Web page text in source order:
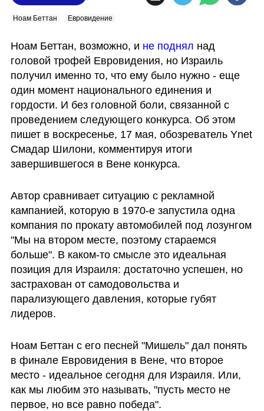
Ноам Беттан Евровидение
Ноам Беттан, возможно, и не поднял над
головой трофей Евровидения, но Израиль
получил именно то, что ему было нужно - еще
один момент национального единения и
гордости. И без головной боли, связанной с
проведением следующего конкурса. Об этом
пишет в воскресенье, 17 мая, обозреватель Ynet
Смадар Шилони, комментируя итоги
завершившегося в Вене конкурса.
Автор сравнивает ситуацию с рекламной
кампанией, которую в 1970-е запустила одна
компания по прокату автомобилей под лозунгом
"Мы на втором месте, поэтому стараемся
больше". В каком-то смысле это идеальная
позиция для Израиля: достаточно успешен, но
застрахован от самодовольства и
парализующего давления, которые губят
лидеров.
Ноам Беттан с его песней "Мишель" дал понять
в финале Евровидения в Вене, что второе
место - идеальное сегодня для Израиля. Или,
как мы любим это называть, "пусть место не
первое, но все равно победа".